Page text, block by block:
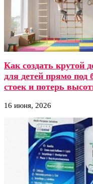
Как создать крутой
для детей прямо
стоек и потерь
16 июня, 2026